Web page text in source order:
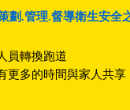
劃.管理.督導衛生安全
員轉換跑道
更多的時間與家人共享